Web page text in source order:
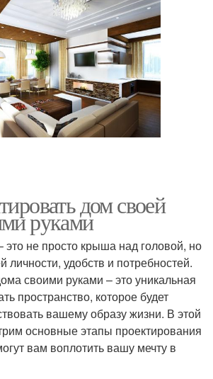
дом своей
руками
не просто крыша над головой, но
удобств и потребностей.
своими руками – это уникальная
пространство, которое будет
вашему образу жизни. В этой
основные этапы проектирования
вам воплотить вашу мечту в